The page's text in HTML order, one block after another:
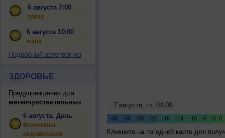
6 августа 7:00
гроза
6 августа 10:00
жара
Подробный автопрогноз
ЗДОРОВЬЕ
Предупреждения для
метеочувствительных
6 августа, День
Возможны
недомогания
Кликните на погодной карте для